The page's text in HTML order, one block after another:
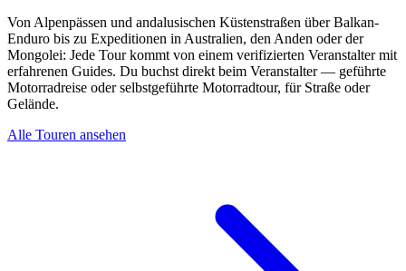
Von Alpenpässen und andalusischen Küstenstraßen über Balkan-
Enduro bis zu Expeditionen in Australien, den Anden oder der
Mongolei: Jede Tour kommt von einem verifizierten Veranstalter mit
erfahrenen Guides. Du buchst direkt beim Veranstalter — geführte
Motorradreise oder selbstgeführte Motorradtour, für Straße oder
Gelände.
Alle Touren ansehen